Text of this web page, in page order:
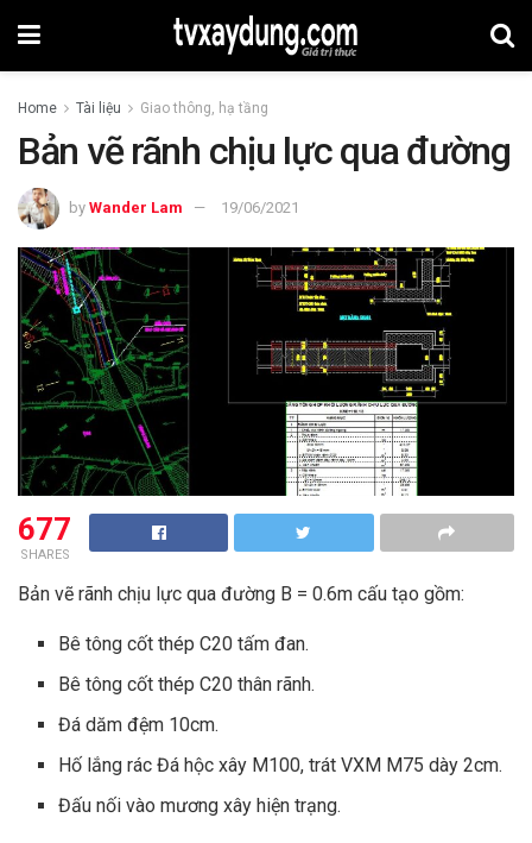
Home Tài liệu Giao thông, hạ tầng
Bản vẽ rãnh chịu lực qua đường
by Wander Lam 19/06/2021
677
SHARES
Bản vẽ rãnh chịu lực qua đường B = 0.6m cấu tạo gồm:
Bê tông cốt thép C20 tấm đan.
Bê tông cốt thép C20 thân rãnh.
Đá dăm đệm 10cm.
Hố lắng rác Đá hộc xây M100, trát VXM M75 dày 2cm.
Đấu nối vào mương xây hiện trạng.